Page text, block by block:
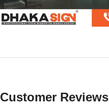
Digital LED
Display
Customer Reviews